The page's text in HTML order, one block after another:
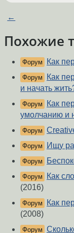
←
Похожие
Форум Как
Форум
Как
и начать
Форум
Как
умолчанию и
Форум
Форум Ищу
Форум
Форум
Как
(2016)
Форум
Как
(2008)
Форум